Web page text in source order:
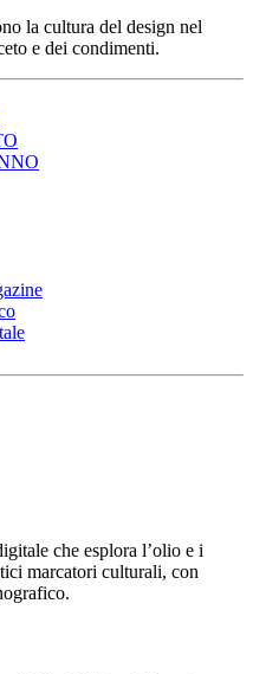
la cultura del design nel
e dei condimenti.
che esplora l’olio e i
marcatori culturali, con